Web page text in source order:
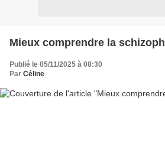
Mieux comprendre la
Publié le 05/11/2025 à 08:30
Par Céline